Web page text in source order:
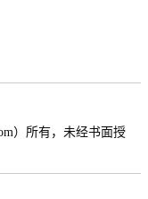
）所有，未经书面授